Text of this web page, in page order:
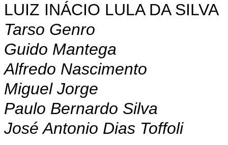
LUIZ INÁCIO LULA DA SILVA
Tarso Genro
Guido Mantega
Alfredo Nascimento
Miguel Jorge
Paulo Bernardo Silva
José Antonio Dias Toffoli